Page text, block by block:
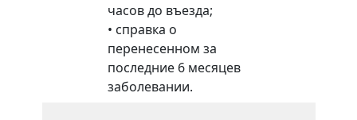
часов до въезда;
• справка о
перенесенном за
последние 6 месяцев
заболевании.